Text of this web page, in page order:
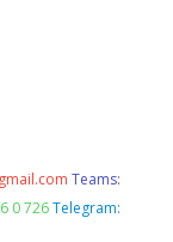
Teams:
0 726 Telegram: